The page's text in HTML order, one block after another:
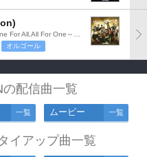
オルゴール
配信曲一覧
一覧 ムービー 一覧
イアップ曲一覧